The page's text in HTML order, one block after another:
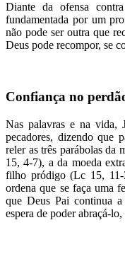
Diante da ofensa
fundamentada por um
não pode ser outra que
Deus pode recompor, se
Confiança no
Nas palavras e na vida,
pecadores, dizendo que
reler as três parábolas da
15, 4-7), a da moeda
filho pródigo (Lc 15, 11-
ordena que se faça uma
que Deus Pai continua
espera de poder abraçá-